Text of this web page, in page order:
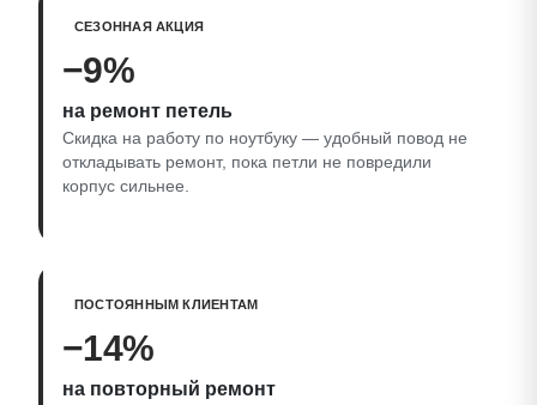
СЕЗОННАЯ АКЦИЯ
−9%
на ремонт петель
Скидка на работу по ноутбуку — удобный повод не
откладывать ремонт, пока петли не повредили
корпус сильнее.
ПОСТОЯННЫМ КЛИЕНТАМ
−14%
на повторный ремонт